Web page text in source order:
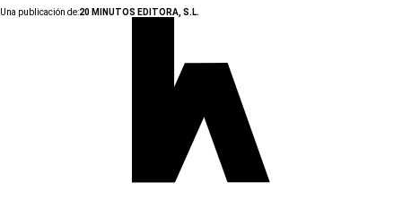
Una publicación de:20 MINUTOS EDITORA, S.L.